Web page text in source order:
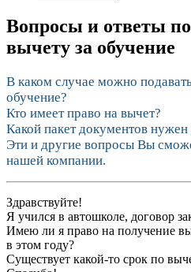
Вопросы и ответы
вычету за обучение
В каком случае можно
обучение?
Кто имеет право на вычет?
Какой пакет документов нужен
Эти и другие вопросы Вы
нашей компании.
Здравствуйте!
Я учился в автошколе, договор
Имею ли я право на получение
в этом году?
Существует какой-то срок по